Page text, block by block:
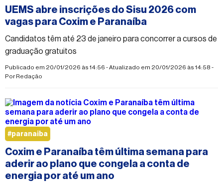
UEMS abre inscrições do Sisu 2026 com
vagas para Coxim e Paranaíba
Candidatos têm até 23 de janeiro para concorrer a cursos de
graduação gratuitos
Publicado em 20/01/2026 às 14:56 - Atualizado em 20/01/2026 às 14:58 -
PorRedação
Coxim e Paranaíba têm última semana para
aderir ao plano que congela a conta de
energia por até um ano
#paranaiba